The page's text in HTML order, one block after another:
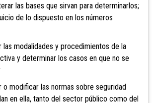
las bases que sirvan para determinarlos;
de lo dispuesto en los números
modalidades y procedimientos de la
y determinar los casos en que no se
modificar las normas sobre seguridad
en ella, tanto del sector público como del